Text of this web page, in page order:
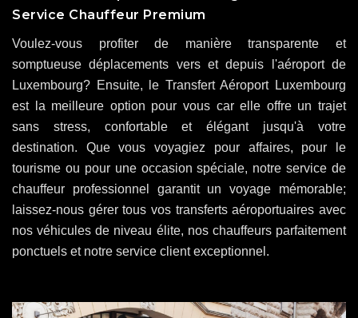
Service Chauffeur Premium
Voulez-vous profiter de manière transparente et
somptueuse déplacements vers et depuis l'aéroport de
Luxembourg? Ensuite, le Transfert Aéroport Luxembourg
est la meilleure option pour vous car elle offre un trajet
sans stress, confortable et élégant jusqu'à votre
destination. Que vous voyagiez pour affaires, pour le
tourisme ou pour une occasion spéciale, notre service de
chauffeur professionnel garantit un voyage mémorable;
laissez-nous gérer tous vos transferts aéroportuaires avec
nos véhicules de niveau élite, nos chauffeurs parfaitement
ponctuels et notre service client exceptionnel.